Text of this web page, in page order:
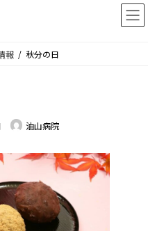
報 秋分の日
油山病院